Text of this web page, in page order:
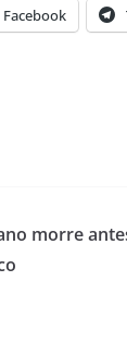
Facebook
morre